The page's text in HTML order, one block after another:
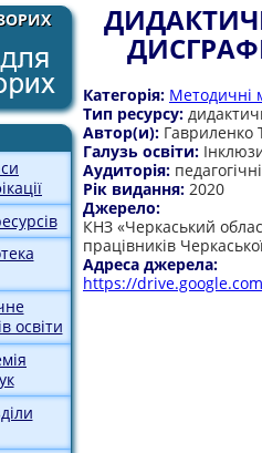
освіти
Категорія: Методичні
Тип ресурсу:
Автор(и): Гавриленко
Галузь освіти:
Аудиторія:
Рік видання: 2020
Джерело:
КНЗ «Черкаський
працівників
Адреса джерела:
https://